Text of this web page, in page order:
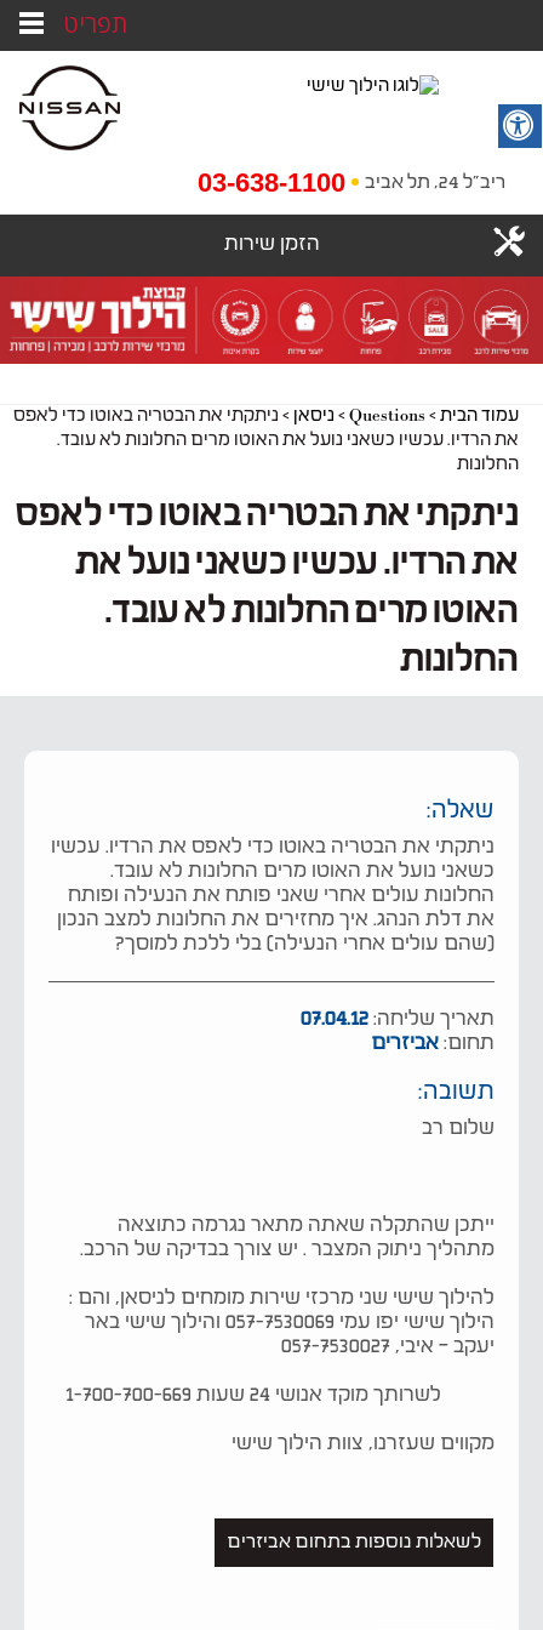
03-638-1100 ריב"ל 24, תל אביב
הזמן שירות
עמוד הבית>
Questions
> ניסאן > ניתקתי את הבטריה באוטו כדי לאפס
את הרדיו. עכשיו כשאני נועל את האוטו מרים החלונות לא עובד.
החלונות
ניתקתי את הבטריה באוטו כדי לאפס
את הרדיו. עכשיו כשאני נועל את
האוטו מרים החלונות לא עובד.
החלונות
שאלה:
ניתקתי את הבטריה באוטו כדי לאפס את הרדיו. עכשיו
כשאני נועל את האוטו מרים החלונות לא עובד.
החלונות עולים אחרי שאני פותח את הנעילה ופותח
את דלת הנהג. איך מחזירים את החלונות למצב הנכון
(שהם עולים אחרי הנעילה) בלי ללכת למוסך?
תאריך שליחה:07.04.12
תחום:אביזרים
תשובה:
שלום רב
ייתכן שהתקלה שאתה מתאר נגרמה כתוצאה
מתהליך ניתוק המצבר . יש צורך בבדיקה של הרכב.
להילוך שישי שני מרכזי שירות מומחים לניסאן, והם :
הילוך שישי יפו עמי 057-7530069 והילוך שישי באר
יעקב – איבי, 057-7530027
לשרותך מוקד אנושי 24 שעות 1-700-700-669
מקווים שעזרנו, צוות הילוך שישי
לשאלות נוספות בתחום אביזרים
תפריט